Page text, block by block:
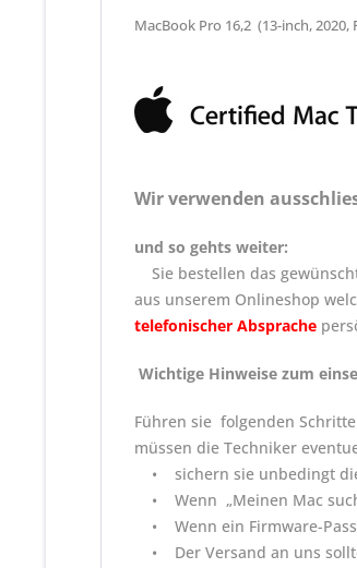
MacBook Pro 16,2 (13-inch,
Wir verwenden
und so gehts weiter:
Sie bestellen das
aus unserem Onlineshop
telefonischer Absprache
Wichtige Hinweise zum
Führen sie folgenden
müssen die Techniker
• sichern sie unbedingt die
• Wenn „Meinen Mac
• Wenn ein Firmware-
• Der Versand an uns